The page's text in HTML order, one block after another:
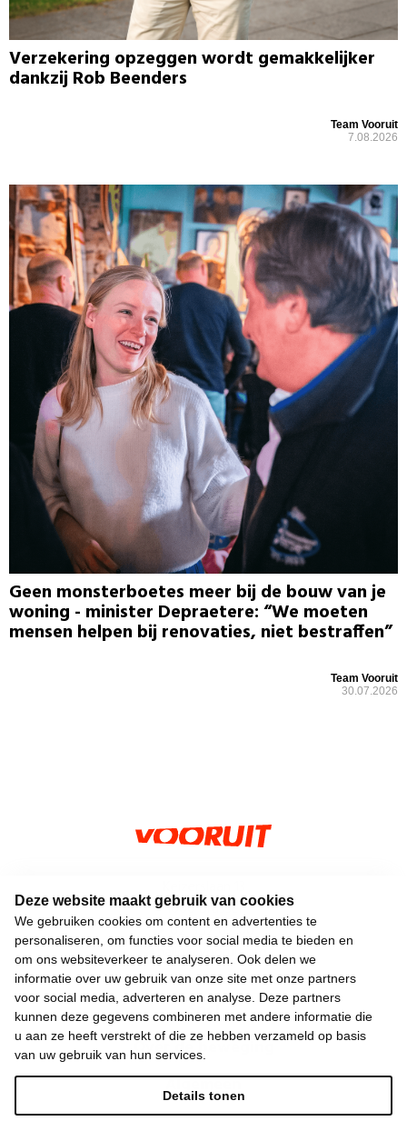
Deze website maakt gebruik van cookies
We gebruiken cookies om content en advertenties te
personaliseren, om functies voor social media te bieden en
om ons websiteverkeer te analyseren. Ook delen we
informatie over uw gebruik van onze site met onze partners
voor social media, adverteren en analyse. Deze partners
kunnen deze gegevens combineren met andere informatie die
u aan ze heeft verstrekt of die ze hebben verzameld op basis
van uw gebruik van hun services.
Details tonen
Verzekering opzeggen wordt gemakkelijker
dankzij Rob Beenders
Team Vooruit
7.08.2026
Geen monsterboetes meer bij de bouw van je
woning - minister Depraetere: “We moeten
mensen helpen bij renovaties, niet bestraffen”
Team Vooruit
30.07.2026
1000 Brussel
02 552 02 00
hallo@vooruit.org
Snel
Over de beweging
Algemeen